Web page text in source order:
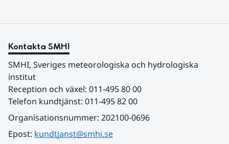
Kontakta SMHI
SMHI, Sveriges meteorologiska och hydrologiska
institut
Reception och växel: 011-495 80 00
Telefon kundtjänst: 011-495 82 00
Organisationsnummer: 202100-0696
Epost: kundtjanst@smhi.se